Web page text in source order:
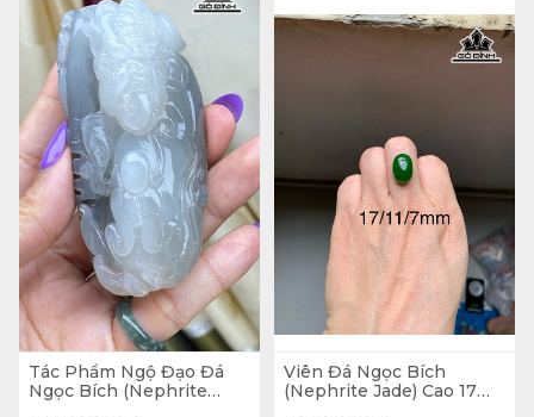
Tác Phẩm Ngộ Đạo Đá
Ngọc Bích (Nephrite
Viên Đá Ngọc Bích
(Nephrite Jade) Cao 17